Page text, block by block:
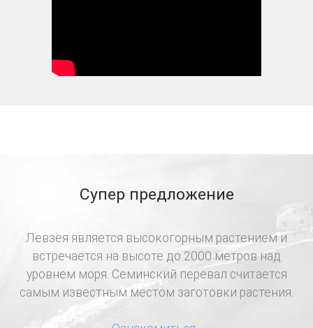
Супер предложение
Левзея является высокогорным растением и
встречается на высоте до 2000 метров над
уровнем моря. Семинский перевал считается
самым известным местом заготовки растения.